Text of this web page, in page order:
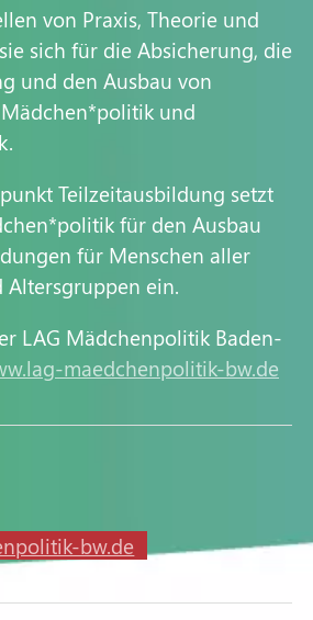
von Praxis, Theorie und
sich für die Absicherung, die
und den Ausbau von
und
Teilzeitausbildung setzt
für den Ausbau
für Menschen aller
Altersgruppen ein.
LAG Mädchenpolitik Baden-
maedchenpolitik-bw.de
bw.de